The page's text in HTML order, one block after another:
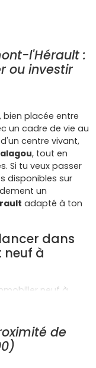
l'Hérault :
ou investir
bien placée entre
un cadre de vie au
centre vivant,
, tout en
Si tu veux passer
disponibles sur
un
adapté à ton
dans
à
neuf à
:
est à la jonction
et bénéficie
facilement,
de